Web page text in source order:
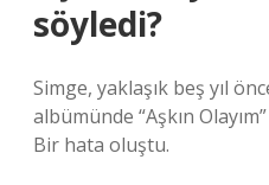
söyledi?
Simge, yaklaşık beş yıl
albümünde “Aşkın
Bir hata oluştu.